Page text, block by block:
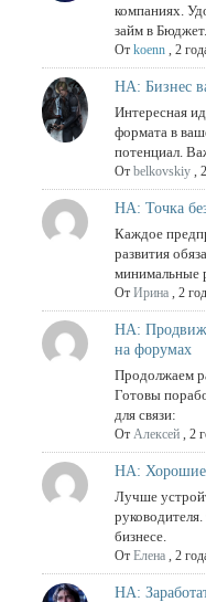
компаниях.
займ в
Отkoenn ,2
НА: Бизнес
Интересная
формата в
потенциал.
Отbelkovskiy ,
НА: Точка
Каждое
развития
минимальные
ОтИрина ,2
НА:
на форумах
Продолжаем
Готовы
для связи:
ОтАлексей ,2
НА: Хорошие
Лучше
бизнесе.
ОтЕлена ,2
НА: